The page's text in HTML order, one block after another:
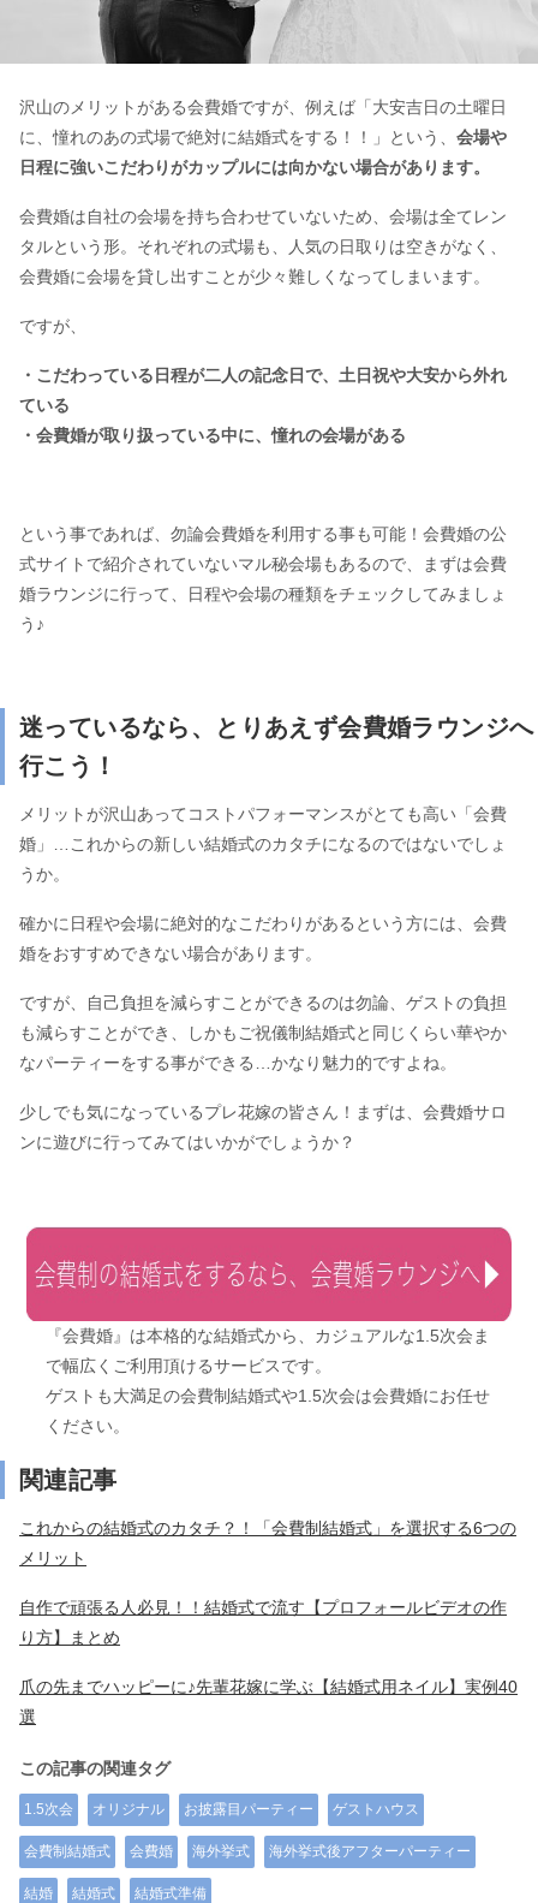
沢山のメリットがある会費婚ですが、例えば「大安吉日の土曜日
に、憧れのあの式場で絶対に結婚式をする！！」という、 会場や
日程に強いこだわりがカップルには向かない場合があります。
会費婚は自社の会場を持ち合わせていないため、会場は全てレン
タルという形。それぞれの式場も、人気の日取りは空きがなく、
会費婚に会場を貸し出すことが少々難しくなってしまいます。
ですが、
・こだわっている日程が二人の記念日で、 土日祝や大安から外れ
ている
・会費婚が取り扱っている中に、憧れの会場がある
という事であれば、勿論会費婚を利用する事も可能！会費婚の公
式サイトで紹介されていないマル秘会場もあるので、まずは会費
婚ラウンジに行って、日程や会場の種類をチェックしてみましょ
う♪
迷っているなら、とりあえず会費婚ラウンジへ
行こう！
メリットが沢山あってコストパフォーマンスがとても高い「会費
婚」…これからの新しい結婚式のカタチになるのではないでしょ
うか。
確かに日程や会場に絶対的なこだわりがあるという方には、会費
婚をおすすめできない場合があります。
ですが、自己負担を減らすことができるのは勿論、ゲストの負担
も減らすことができ、しかもご祝儀制結婚式と同じくらい華やか
なパーティーをする事ができる…かなり魅力的ですよね。
少しでも気になっているプレ花嫁の皆さん！まずは、会費婚サロ
ンに遊びに行ってみてはいかがでしょうか？
『会費婚』は本格的な結婚式から、カジュアルな1.5次会ま
で幅広くご利用頂けるサービスです。
ゲストも大満足の会費制結婚式や1.5次会は会費婚にお任せ
ください。
関連記事
これからの結婚式のカタチ？！「会費制結婚式」を選択する6つの
メリット
自作で頑張る人必見！！結婚式で流す【プロフォールビデオの作
り方】まとめ
爪の先までハッピーに♪先輩花嫁に学ぶ【結婚式用ネイル】実例40
選
この記事の関連タグ
1.5次会 オリジナル お披露目パーティー ゲストハウス
会費制結婚式 会費婚 海外挙式 海外挙式後アフターパーティー
結婚 結婚式 結婚式準備